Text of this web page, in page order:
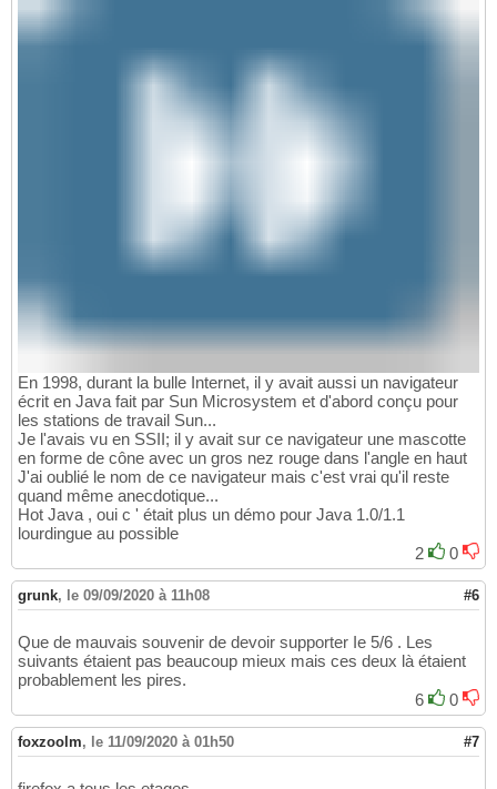
En 1998, durant la bulle Internet, il y avait aussi un navigateur
écrit en Java fait par Sun Microsystem et d'abord conçu pour
les stations de travail Sun...
Je l'avais vu en SSII; il y avait sur ce navigateur une mascotte
en forme de cône avec un gros nez rouge dans l'angle en haut
J'ai oublié le nom de ce navigateur mais c'est vrai qu'il reste
quand même anecdotique...
Hot Java , oui c ' était plus un démo pour Java 1.0/1.1
lourdingue au possible
2
0
grunk, le 09/09/2020 à 11h08 #6
Que de mauvais souvenir de devoir supporter Ie 5/6 . Les
suivants étaient pas beaucoup mieux mais ces deux là étaient
probablement les pires.
6
0
foxzoolm, le 11/09/2020 à 01h50 #7